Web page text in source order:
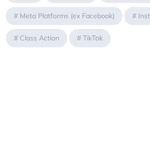
# Meta Platforms (ex Facebook) #
# Class Action # TikTok